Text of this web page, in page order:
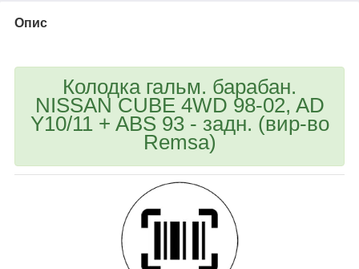
Опис
Колодка гальм. барабан.
NISSAN CUBE 4WD 98-02, AD
Y10/11 + ABS 93 - задн. (вир-во
Remsa)